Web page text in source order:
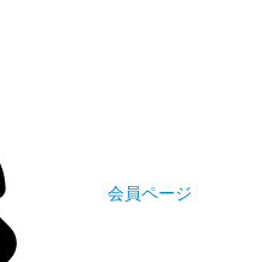
会員ページ